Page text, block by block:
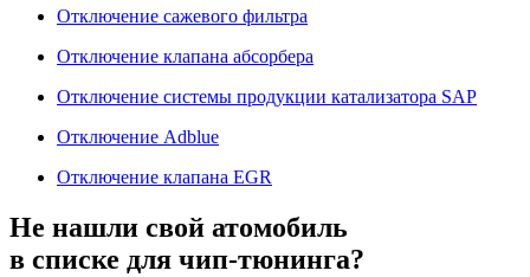
Отключение сажевого фильтра
Отключение клапана абсорбера
Отключение системы продукции катализатора SAP
Отключение Adblue
Отключение клапана EGR
Не нашли свой атомобиль
в списке для чип-тюнинга?